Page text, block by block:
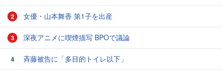
2 女優・山本舞香 第1子を出産
3 深夜アニメに喫煙描写 BPOで議論
4 斉藤被告に「多目的トイレ以下」